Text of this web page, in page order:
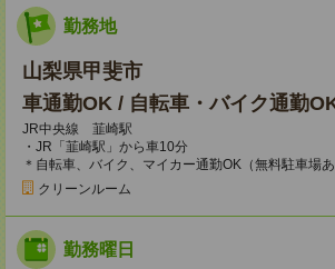
勤務地
山梨県甲斐市
車通勤OK / 自転車・バイク通勤
JR中央線 韮崎駅
・JR「韮崎駅」から車10分
＊自転車、バイク、マイカー通勤OK（無料駐車場あ
クリーンルーム
勤務曜日